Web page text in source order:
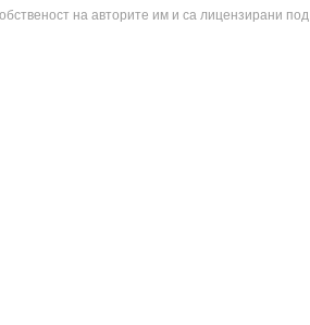
на авторите им и са лицензирани под